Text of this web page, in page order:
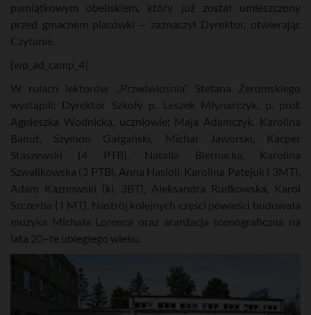
pamiątkowym obeliskiem, który już został umieszczony
przed gmachem placówki – zaznaczył Dyrektor, otwierając
Czytanie.
[wp_ad_camp_4]
W rolach lektorów „Przedwiośnia” Stefana Żeromskiego
wystąpili: Dyrektor Szkoły p. Leszek Młynarczyk, p. prof.
Agnieszka Wodnicka, uczniowie: Maja Adamczyk, Karolina
Babut, Szymon Gałgański, Michał Jaworski, Kacper
Staszewski (4 PTB), Natalia Biernacka, Karolina
Szwalikowska (3 PTB), Anna Hasioli, Karolina Patejuk ( 3MT),
Adam Kaznowski (kl. 3BT), Aleksandra Rudkowska, Karol
Szczerba ( I MT). Nastrój kolejnych części powieści budowała
muzyka Michała Lorenca oraz aranżacja scenograficzna na
lata 20–te ubiegłego wieku.